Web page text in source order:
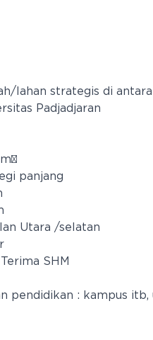
lahan strategis di
Padjadjaran
panjang
Utara /selatan
SHM
pendidikan : kampus itb,